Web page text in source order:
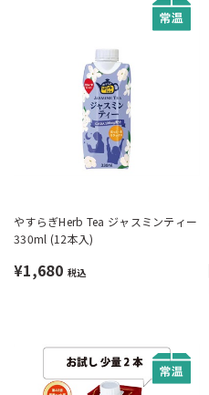
やすらぎHerb Tea ジャスミンティー
330ml (12本入)
¥1,680 税込